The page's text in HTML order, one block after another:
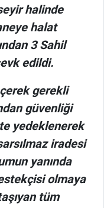
halinde
halat
3 Sahil
edildi.
gerekli
güvenliği
yedeklenerek
iradesi
yanında
olmaya
tüm